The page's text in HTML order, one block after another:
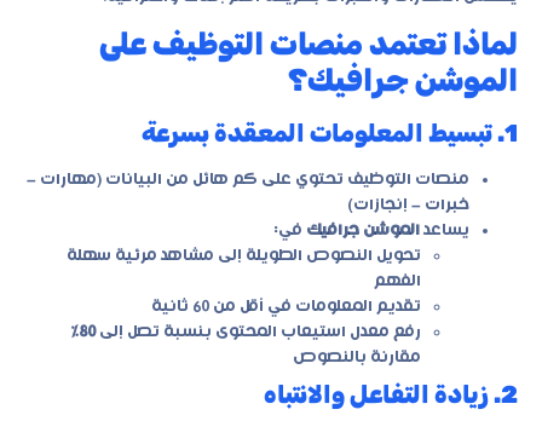
لماذا تعتمد منصات التوظيف على
الموشن جرافيك؟
1. تبسيط المعلومات المعقدة بسرعة
منصات التوظيف تحتوي على كم هائل من البيانات (مهارات –
خبرات – إنجازات)
يساعد الموشن جرافيك في:
تحويل النصوص الطويلة إلى مشاهد مرئية سهلة
الفهم
تقديم المعلومات في أقل من 60 ثانية
رفع معدل استيعاب المحتوى بنسبة تصل إلى80٪
مقارنة بالنصوص
2. زيادة التفاعل والانتباه